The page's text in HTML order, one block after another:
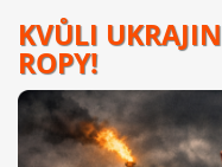
KVŮLI
ROPY!